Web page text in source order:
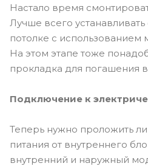
Настало время
Лучше всего устанавливать
потолке с использованием
На этом этапе тоже
прокладка для погашения
Подключение к
Теперь нужно проложить
питания от внутреннего
внутренний и наружный